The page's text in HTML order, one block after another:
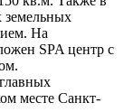
земельных
На
SPA центр с
месте Санкт-